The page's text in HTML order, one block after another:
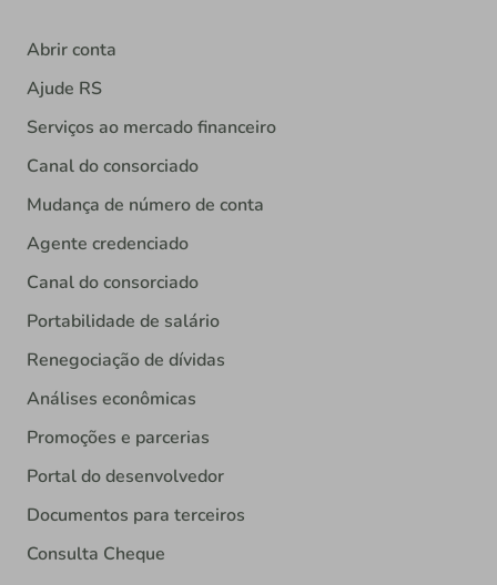
Abrir conta
Ajude RS
Serviços ao mercado financeiro
Canal do consorciado
Mudança de número de conta
Agente credenciado
Canal do consorciado
Portabilidade de salário
Renegociação de dívidas
Análises econômicas
Promoções e parcerias
Portal do desenvolvedor
Documentos para terceiros
Consulta Cheque